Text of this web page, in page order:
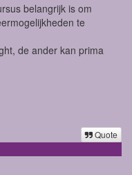
belangrijk is om
te
de ander kan prima
Quote